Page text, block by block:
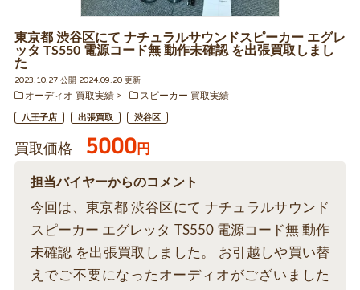
東京都 渋谷区にて ナチュラルサウンドスピーカー エグレ
ッタ TS550 電源コード無 動作未確認 を出張買取しまし
た
2023.10.27 公開 2024.09.20 更新
オーディオ 買取実績
スピーカー 買取実績
八王子店 出張買取 渋谷区
買取価格 5000円
担当バイヤーからのコメント
今回は、東京都 渋谷区にて ナチュラルサウンド
スピーカー エグレッタ TS550 電源コード無 動作
未確認 を出張買取しました。 お引越しや買い替
えでご不要になったオーディオがございました